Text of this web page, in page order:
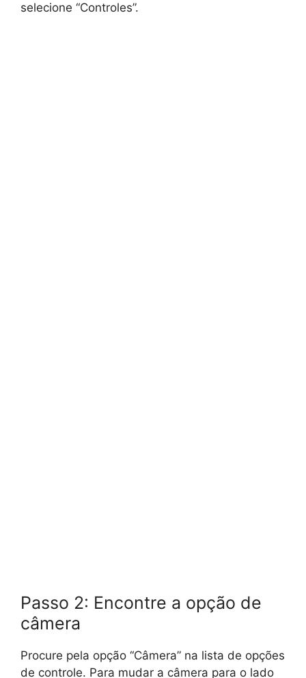
selecione “Controles”.
Passo 2: Encontre a opção de
câmera
Procure pela opção “Câmera” na lista de opções
de controle. Para mudar a câmera para o lado